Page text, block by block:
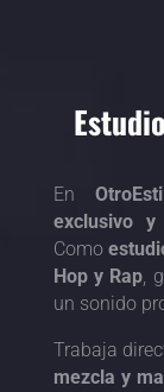
En
exclusivo y
Como
Hop y Rap,
un sonido
Trabaja
mezcla y